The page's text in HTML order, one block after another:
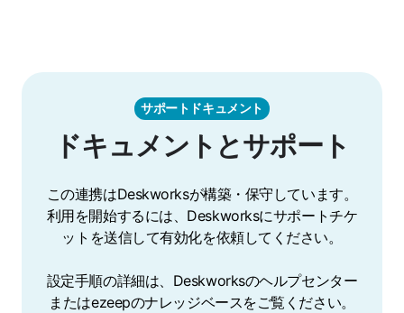
サポートドキュメント
ドキュメントとサポート
この連携はDeskworksが構築・保守しています。
利用を開始するには、Deskworksにサポートチケ
ットを送信して有効化を依頼してください。
設定手順の詳細は、Deskworksのヘルプセンター
またはezeepのナレッジベースをご覧ください。